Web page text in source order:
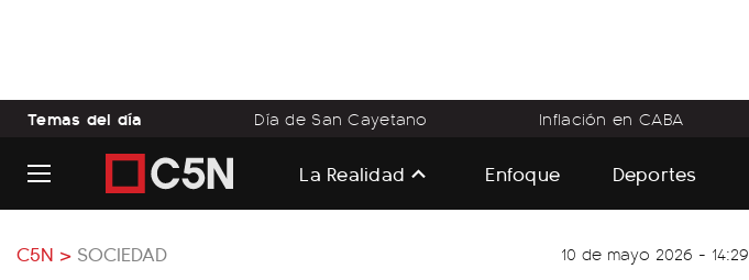
Temas del día Día de San Cayetano Inflación en CABA
La Realidad Enfoque Deportes
C5N > SOCIEDAD 10 de mayo 2026 - 14:29